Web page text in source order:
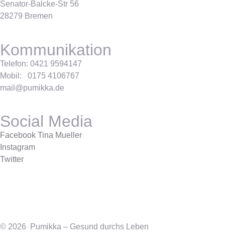
Senator-Balcke-Str 56
28279 Bremen
Kommunikation
Telefon: 0421 9594147
Mobil: 0175 4106767
mail@pumikka.de
Social Media
Facebook Tina Mueller
Instagram
Twitter
© 2026 Pumikka – Gesund durchs Leben